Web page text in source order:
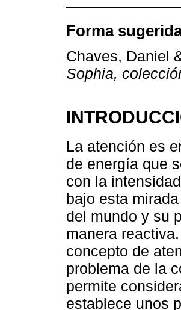
Forma
Chaves, Daniel
Sophia,
La atención es
de energía que
con la
bajo esta
del mundo y su
manera
concepto de
problema de la
permite
establece unos